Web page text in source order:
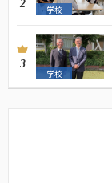
2 学校
3
学校